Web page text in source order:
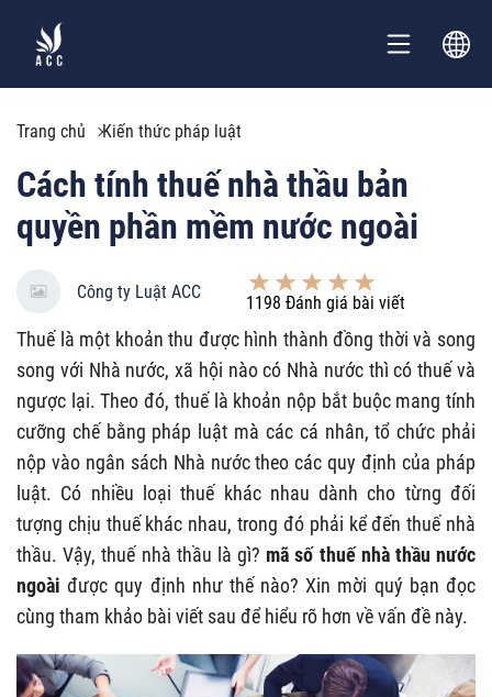
Trang chủ Kiến thức pháp luật
Cách tính thuế nhà thầu bản
quyền phần mềm nước ngoài
Công ty Luật ACC
1198 Đánh giá bài viết
Thuế là một khoản thu được hình thành đồng thời và song
song với Nhà nước, xã hội nào có Nhà nước thì có thuế và
ngược lại. Theo đó, thuế là khoản nộp bắt buộc mang tính
cưỡng chế bằng pháp luật mà các cá nhân, tổ chức phải
nộp vào ngân sách Nhà nước theo các quy định của pháp
luật. Có nhiều loại thuế khác nhau dành cho từng đối
tượng chịu thuế khác nhau, trong đó phải kể đến thuế nhà
thầu. Vậy, thuế nhà thầu là gì? mã số thuế nhà thầu nước
ngoàiđược quy định như thế nào? Xin mời quý bạn đọc
cùng tham khảo bài viết sau để hiểu rõ hơn về vấn đề này.